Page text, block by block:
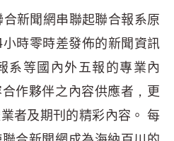
新聞網串聯起聯合報系原
時零時差發佈的新聞資訊
系等國內外五報的專業內
作夥伴之內容供應者，更
者及期刊的精彩內容。 每